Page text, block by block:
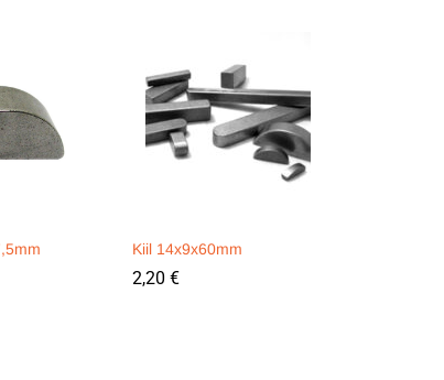
Kiil 14x9x60mm
2,20 €
2,20 €